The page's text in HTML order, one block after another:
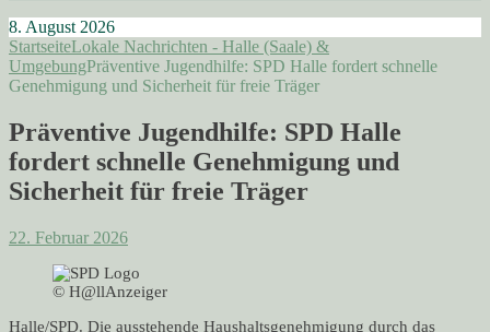
8. August 2026
StartseiteLokale Nachrichten - Halle (Saale) &
UmgebungPräventive Jugendhilfe: SPD Halle fordert schnelle
Genehmigung und Sicherheit für freie Träger
Präventive Jugendhilfe: SPD Halle
fordert schnelle Genehmigung und
Sicherheit für freie Träger
22. Februar 2026
© H@llAnzeiger
Halle/SPD. Die ausstehende Haushaltsgenehmigung durch das